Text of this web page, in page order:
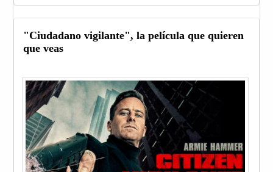
"Ciudadano vigilante", la película que quieren
que veas